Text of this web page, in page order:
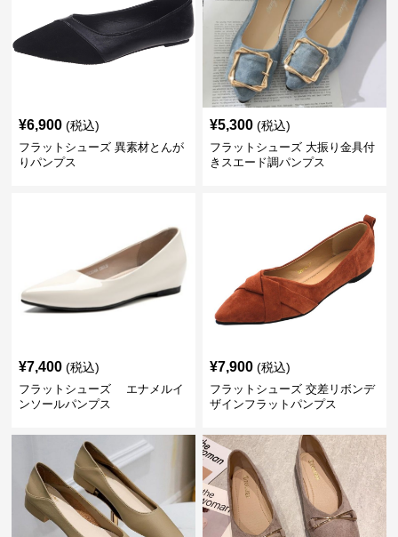
¥6,900 (税込)
フラットシューズ 異素材とんが
りパンプス
¥5,300 (税込)
フラットシューズ 大振り金具付
きスエード調パンプス
¥7,400 (税込)
フラットシューズ エナメルイ
ンソールパンプス
¥7,900 (税込)
フラットシューズ 交差リボンデ
ザインフラットパンプス